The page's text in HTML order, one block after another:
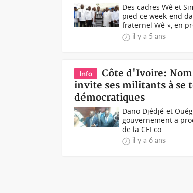
Des cadres Wê et
pied ce week-end
fraternel Wê », en
il y a 5 ans
Info
Côte d'Ivoire:
invite ses militants à se
démocratiques
Dano Djédjé et
gouvernement a
de la CEI co...
il y a 6 ans